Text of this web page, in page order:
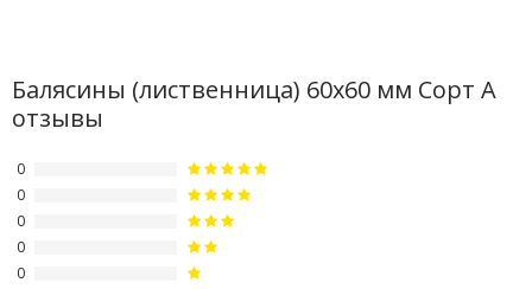
Балясины (лиственница) 60х60 мм Сорт А
отзывы
0
0
0
0
0